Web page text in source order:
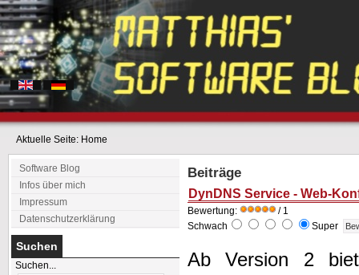
Aktuelle Seite: Home
Software Blog
Infos über mich
Impressum
Datenschutzerklärung
Suchen
Suchen...
Beiträge
DynDNS Service - Web-
Bewertung:
/ 1
Schwach
Super
Ab Version 2